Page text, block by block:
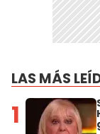
LAS MÁS
1